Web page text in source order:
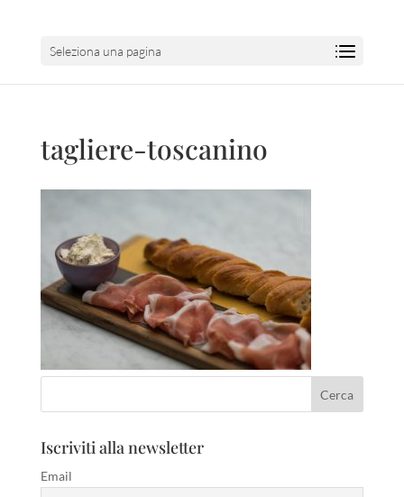
Seleziona una pagina
tagliere-toscanino
Iscriviti alla newsletter
Email